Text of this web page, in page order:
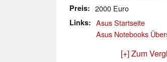
Preis 2000 Euro
Links
Asus Startseite
Asus Notebooks
[+] Zum